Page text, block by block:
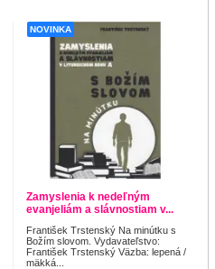
NOVINKA
Zamyslenia k nedeľným
evanjeliám a slávnostiam v...
František Trstenský Na minútku s
Božím slovom. Vydavateľstvo:
František Trstenský Väzba: lepená /
mäkká...